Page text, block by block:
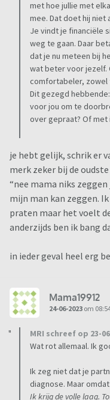
met hoe jullie met
mee. Dat doet hij niet
Je vindt je financiële
weg te gaan. Daar
dat je nu meteen bij
wat beter voor jezelf.
comfortabeler, zowel
Dit gezegd
voor jou om te
over gepraat? Of
je hebt gelijk, schrik er
merk zeker bij de
“nee mama niks
mijn man kan zeggen.
praten maar het voelt
anderzijds ben ik bang
in ieder geval heel erg
Mama19912
24-06-2023 om
MRI schreef op 23-
Wat rot allemaal. Ik
Ik zeg niet dat je
diagnose. Maar
Ik krijg de volle laag.